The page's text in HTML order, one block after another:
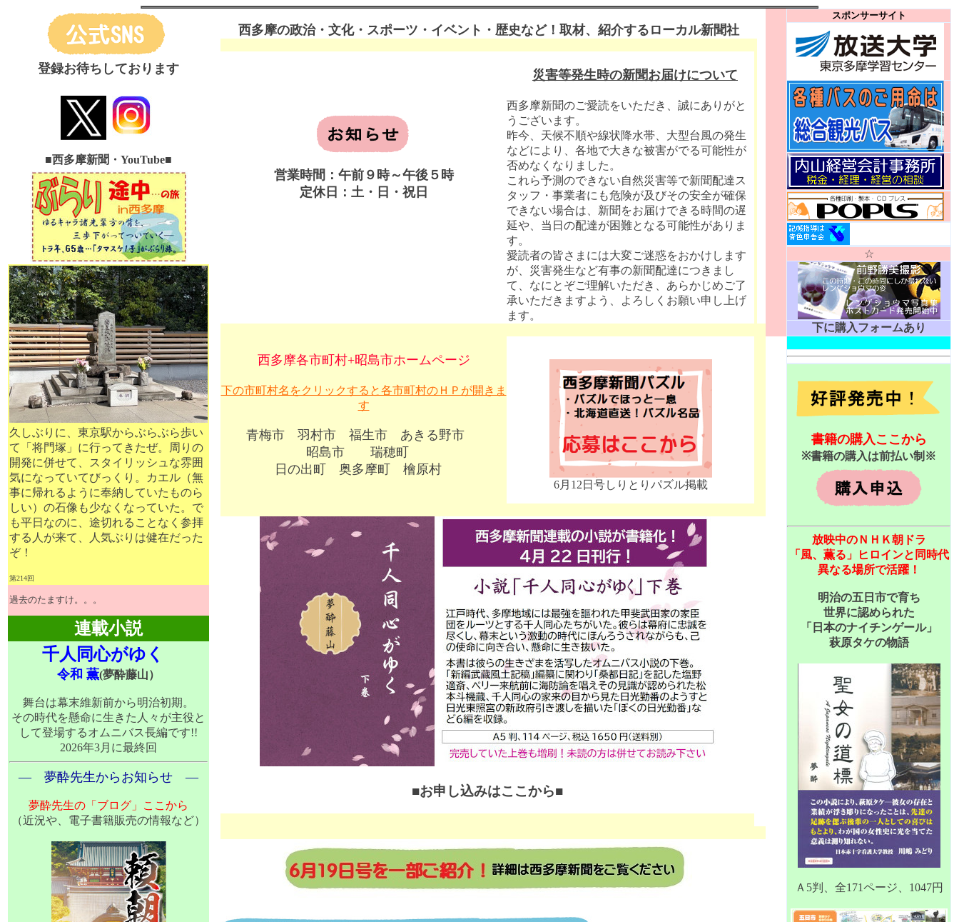
登録お待ちしております
■西多摩新聞・YouTube■
久しぶりに、東京駅からぶらぶら歩い
て「将門塚」に行ってきたぜ。周りの
開発に併せて、スタイリッシュな雰囲
気になっていてびっくり。カエル（無
事に帰れるように奉納していたものら
しい）の石像も少なくなっていた。で
も平日なのに、途切れることなく参拝
する人が来て、人気ぶりは健在だった
ぞ！
第214回
過去のたますけ。。。
連載小説
千人同心がゆく
令和 薫(夢酔藤山）
舞台は幕末維新前から明治初期。
その時代を懸命に生きた人々が主役と
して登場するオムニバス長編です!!
2026年3月に最終回
― 夢酔先生からお知らせ ―
夢酔先生の「ブログ」ここから
（近況や、電子書籍販売の情報など）
西多摩の政治・文化・スポーツ・イベント・歴史など！取材、紹介するローカル新聞社
営業時間：午前９時～午後５時
定休日：土・日・祝日
災害等発生時の新聞お届けについて
西多摩新聞のご愛読をいただき、誠にありがと
うございます。
昨今、天候不順や線状降水帯、大型台風の発生
などにより、各地で大きな被害がでる可能性が
否めなくなりました。
これら予測のできない自然災害等で新聞配達ス
タッフ・事業者にも危険が及びその安全が確保
できない場合は、新聞をお届けできる時間の遅
延や、当日の配達が困難となる可能性がありま
す。
愛読者の皆さまには大変ご迷惑をおかけします
が、災害発生など有事の新聞配達につきまし
て、なにとぞご理解いただき、あらかじめご了
承いただきますよう、よろしくお願い申し上げ
ます。
西多摩各市町村+昭島市ホームページ
下の市町村名をクリックすると各市町村のＨＰが開きま
す
青梅市 羽村市 福生市
あきる野市
昭島市
瑞穂町
日の出町
奥多摩町 檜原村
6月12日号しりとりパズル掲載
■お申し込みはここから■
スポンサーサイト
☆
下に購入フォームあり
書籍の購入ここから
※書籍の購入は前払い制※
放映中のＮＨＫ朝ドラ
「風、薫る」ヒロインと同時代
異なる場所で活躍！
明治の五日市で育ち
世界に認められた
「日本のナイチンゲール」
萩原タケの物語
Ａ5判、全171ページ、1047円